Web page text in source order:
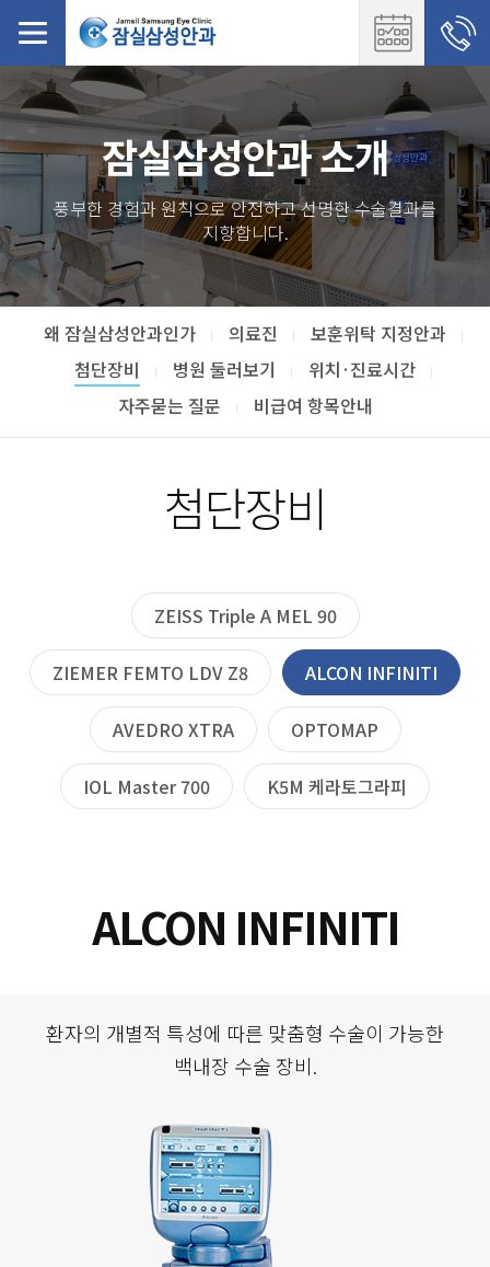
잠실삼성안과 소개
풍부한 경험과 원칙으로 안전하고 선명한 수술결과를
지향합니다.
왜 잠실삼성안과인가 의료진
보훈위탁 지정안과
첨단장비
병원 둘러보기
위치·진료시간
자주묻는 질문
비급여 항목안내
첨단장비
ZEISS Triple A MEL 90
ZIEMER FEMTO LDV Z8 ALCON INFINITI
AVEDRO XTRA OPTOMAP
IOL Master 700 K5M 케라토그라피
ALCON INFINITI
환자의 개별적 특성에 따른 맞춤형 수술이 가능한
백내장 수술 장비.